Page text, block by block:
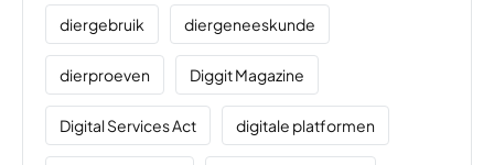
diergebruik diergeneeskunde
dierproeven Diggit Magazine
Digital Services Act digitale platformen